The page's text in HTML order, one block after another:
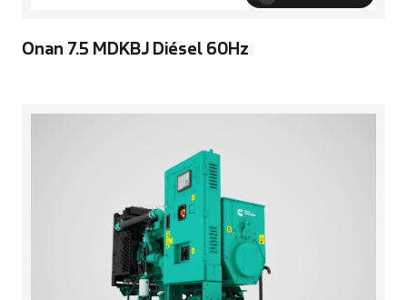
Onan 7.5 MDKBJ Diésel 60Hz